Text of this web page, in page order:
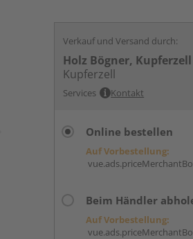
Verkauf und Versand durch:
Holz Bögner, Kupferzell
Kupferzell
Services Kontakt
Online bestellen
Auf Vorbestellung:
Beim Händler
Auf Vorbestellung: